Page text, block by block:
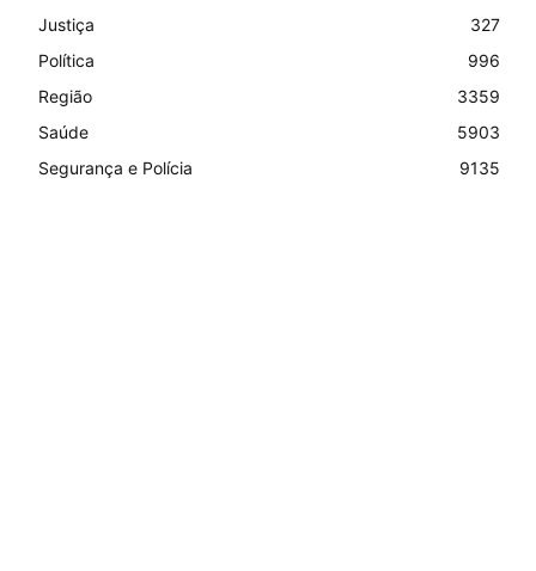
Justiça
327
Política
996
Região
3359
Saúde
5903
Segurança e Polícia
9135